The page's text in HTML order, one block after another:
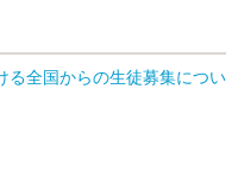
る全国からの生徒募集につい